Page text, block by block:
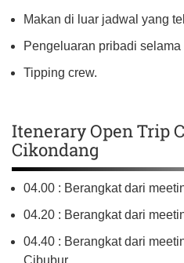
Makan di luar jadwal yang
Pengeluaran pribadi
Tipping crew.
Itenerary Open Trip
Cikondang
04.00 : Berangkat dari
04.20 : Berangkat dari
04.40 : Berangkat dari
Cibubur.